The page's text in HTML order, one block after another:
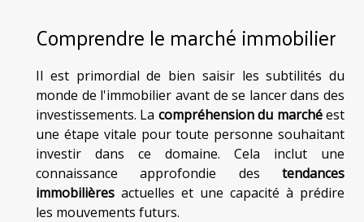
Comprendre le marché immobilier
Il est primordial de bien saisir les subtilités du
monde de l'immobilier avant de se lancer dans des
investissements. La compréhension du marchéest
une étape vitale pour toute personne souhaitant
investir dans ce domaine. Cela inclut une
connaissance approfondie des tendances
immobilières actuelles et une capacité à prédire
les mouvements futurs.